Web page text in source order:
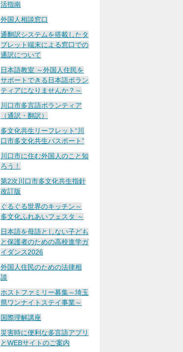
活指南
外国人相談窓口
通翻訳システムを搭載したタ
ブレット端末による窓口での
通訳について
日本語教室 ～外国人住民を
サポートできる日本語ボラン
ティアになりませんか？～
川口市多言語ボランティア
（通訳・翻訳）
多文化共生リーフレット“川
口市多文化共生パスポート”
川口市に住む外国人のこと知
ろう！
第2次川口市多文化共生指針
改訂版
ぐるぐる世界のキッチン～
多文化ふれあいフェスタ ～
日本語を母語としない子ども
と保護者のための高校進学ガ
イダンス2026
外国人住民のための法律相
談
ホストファミリー募集～埼玉
県ワンナイトステイ事業～
国際理解講座
災害時に便利な多言語アプリ
とWEBサイトのご案内